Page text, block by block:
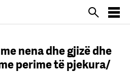
nena dhe gjizë dhe
perime të pjekura/